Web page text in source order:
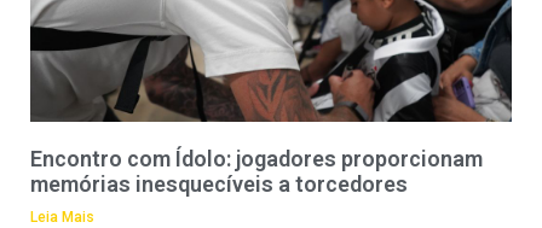
Encontro com Ídolo: jogadores proporcionam
memórias inesquecíveis a torcedores
Leia Mais